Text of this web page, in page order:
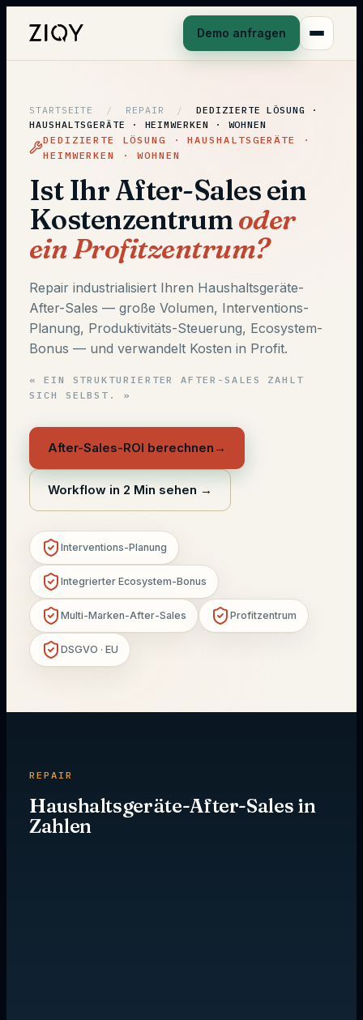
Demo anfragen
STARTSEITE / REPAIR /
DEDIZIERTE LÖSUNG ·
HAUSHALTSGERÄTE · HEIMWERKEN · WOHNEN
DEDIZIERTE LÖSUNG · HAUSHALTSGERÄTE ·
HEIMWERKEN · WOHNEN
Ist Ihr After-Sales ein
Kostenzentrumoder
ein Profitzentrum?
Repair industrialisiert Ihren Haushaltsgeräte-
After-Sales — große Volumen, Interventions-
Planung, Produktivitäts-Steuerung, Ecosystem-
Bonus — und verwandelt Kosten in Profit.
« EIN STRUKTURIERTER AFTER-SALES ZAHLT
SICH SELBST.
»
After-Sales-ROI berechnen →
Workflow in 2 Min sehen →
Interventions-Planung
Integrierter Ecosystem-Bonus
Multi-Marken-After-Sales Profitzentrum
DSGVO · EU
REPAIR
Haushaltsgeräte-After-Sales in
Zahlen